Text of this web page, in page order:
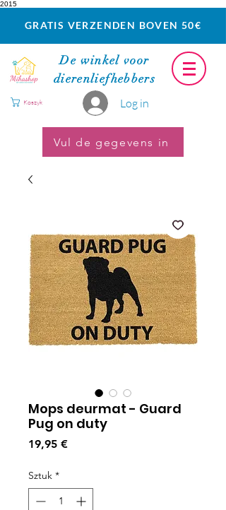
2015
GRATIS VERZENDEN BOVEN 50€
De winkel voor
dierenliefhebbers
Log in
Koszyk
Vul de gegevens in
Mops deurmat - Guard
Pug on duty
19,95 €Cena
Sztuk *